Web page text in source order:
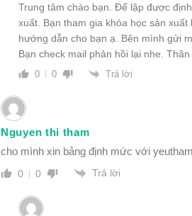
Trung tâm chào bạn. Để lập được
xuất. Bạn tham gia khóa học sản
hướng dẫn cho bạn ạ. Bên mình gửi
Bạn check mail phản hồi lại nhe. Thân
0 0 Trả lời
Nguyen thi tham
cho mình xin bảng định mức với
0 0 Trả lời